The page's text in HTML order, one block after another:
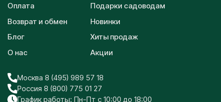
Оплата
Возврат и обмен
Блог
О нас
Подарки садоводам
Новинки
Хиты продаж
Акции
Москва 8 (495) 989 57 18
Россия 8 (800) 775 01 27
График работы: Пн-Пт с 10:00 до 18:00